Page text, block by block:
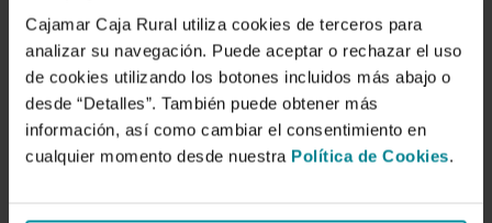
Cajamar Caja Rural utiliza cookies de terceros para
analizar su navegación. Puede aceptar o rechazar el uso
de cookies utilizando los botones incluidos más abajo o
desde “Detalles”. También puede obtener más
información, así como cambiar el consentimiento en
cualquier momento desde nuestra Política de Cookies.